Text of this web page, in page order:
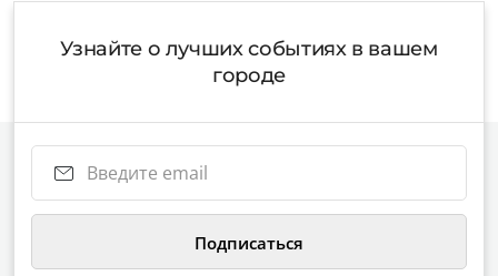
Узнайте о лучших событиях в вашем
городе